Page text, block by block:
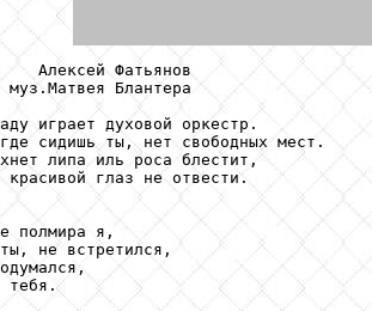
Алексей Фатьянов
муз.Матвея Блантера
играет духовой оркестр.
сидишь ты, нет свободных мест.
липа иль роса блестит,
глаз не отвести.
полмира я,
не встретился,
тебя.